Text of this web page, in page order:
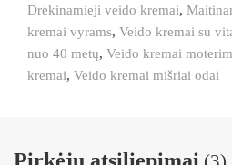
Drėkinamieji veido kremai,
kremai vyrams, Veido kremai su
nuo 40 metų, Veido kremai
kremai, Veido kremai mišriai odai
Pirkėjų atsiliepimai